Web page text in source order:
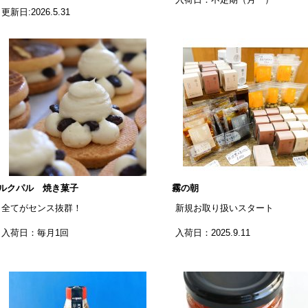
更新日:2026.5.31
クパル 焼き菓子
全てがセンス抜群！
入荷日：毎月1回
霧の朝
新規お取り扱いスタート
入荷日：2025.9.11